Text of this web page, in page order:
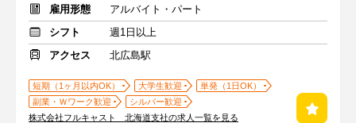
雇用形態
アルバイト・パート
シフト
週1日以上
アクセス
北広島駅
短期（1ヶ月以内OK） 大学生歓迎
単発（1日OK）
副業・Ｗワーク歓迎
シルバー歓迎
株式会社フルキャスト 北海道支社の求人一覧を見る